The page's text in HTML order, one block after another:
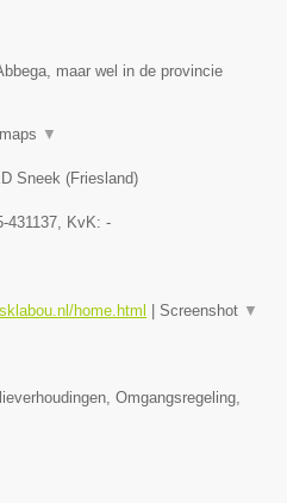
maar wel in de provincie
▼
Sneek (Friesland)
431137 , KvK: -
home.html Screenshot ▼
Omgangsregeling,